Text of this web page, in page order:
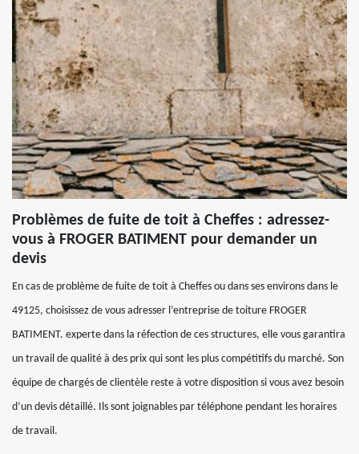
Problèmes de fuite de toit à Cheffes : adressez-
vous à FROGER BATIMENT pour demander un
devis
En cas de problème de fuite de toit à Cheffes ou dans ses environs dans le
49125, choisissez de vous adresser l’entreprise de toiture FROGER
BATIMENT. experte dans la réfection de ces structures, elle vous garantira
un travail de qualité à des prix qui sont les plus compétitifs du marché. Son
équipe de chargés de clientèle reste à votre disposition si vous avez besoin
d’un devis détaillé. Ils sont joignables par téléphone pendant les horaires
de travail.